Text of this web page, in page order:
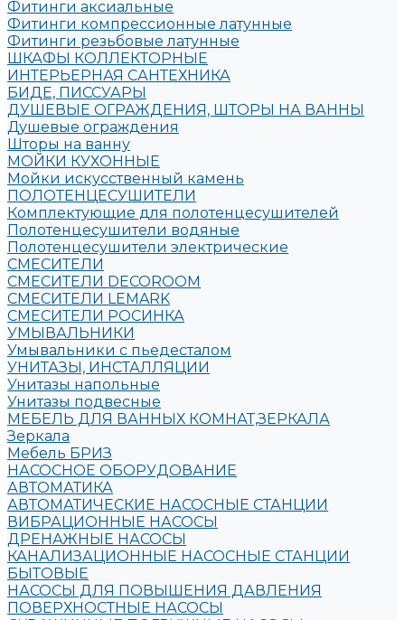
Фитинги аксиальные
Фитинги компрессионные латунные
Фитинги резьбовые латунные
ШКАФЫ КОЛЛЕКТОРНЫЕ
ИНТЕРЬЕРНАЯ САНТЕХНИКА
БИДЕ, ПИССУАРЫ
ДУШЕВЫЕ ОГРАЖДЕНИЯ, ШТОРЫ НА ВАННЫ
Душевые ограждения
Шторы на ванну
МОЙКИ КУХОННЫЕ
Мойки искусственный камень
ПОЛОТЕНЦЕСУШИТЕЛИ
Комплектующие для полотенцесушителей
Полотенцесушители водяные
Полотенцесушители электрические
СМЕСИТЕЛИ
СМЕСИТЕЛИ DECOROOM
СМЕСИТЕЛИ LEMARK
СМЕСИТЕЛИ РОСИНКА
УМЫВАЛЬНИКИ
Умывальники с пьедесталом
УНИТАЗЫ, ИНСТАЛЛЯЦИИ
Унитазы напольные
Унитазы подвесные
МЕБЕЛЬ ДЛЯ ВАННЫХ КОМНАТ,ЗЕРКАЛА
Зеркала
Мебель БРИЗ
НАСОСНОЕ ОБОРУДОВАНИЕ
АВТОМАТИКА
АВТОМАТИЧЕСКИЕ НАСОСНЫЕ СТАНЦИИ
ВИБРАЦИОННЫЕ НАСОСЫ
ДРЕНАЖНЫЕ НАСОСЫ
КАНАЛИЗАЦИОННЫЕ НАСОСНЫЕ СТАНЦИИ
БЫТОВЫЕ
НАСОСЫ ДЛЯ ПОВЫШЕНИЯ ДАВЛЕНИЯ
ПОВЕРХНОСТНЫЕ НАСОСЫ